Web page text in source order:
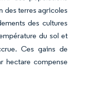
des terres agricoles
des cultures
du sol et
Ces gains de
hectare compense